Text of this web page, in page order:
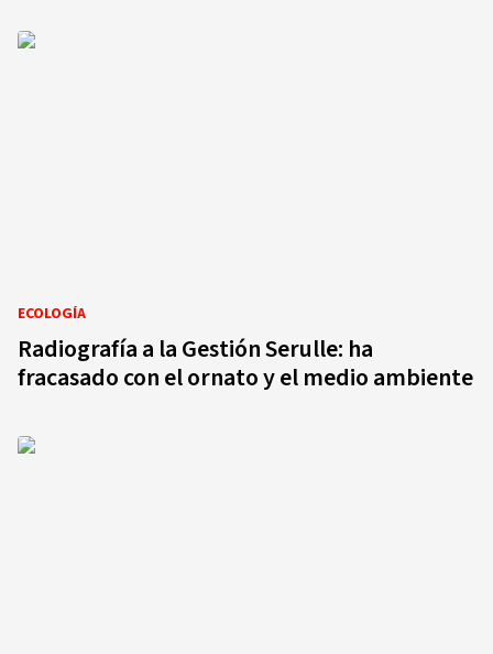
ECOLOGÍA
Radiografía a la Gestión Serulle: ha
fracasado con el ornato y el medio ambiente